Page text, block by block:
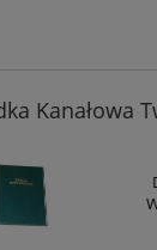
Kanałowa